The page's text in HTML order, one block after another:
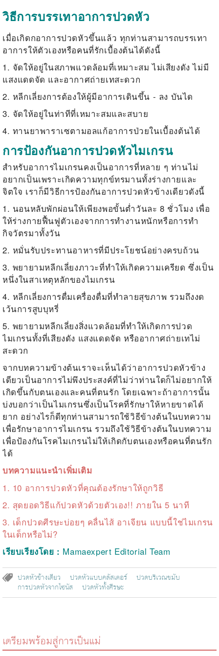
วิธีการบรรเทาอาการปวดหัว
เมื่อเกิดกอาการปวดหัวขึ้นแล้ว ทุกท่านสามารถบรรเทา
อาการให้ตัวเองหรือคนที่รักเบื้องต้นได้ดังนี้
1. จัดให้อยู่ในสภาพแวดล้อมที่เหมาะสม ไม่เสียงดัง ไม่มี
แสงแดดจัด และอากาศถ่ายเทสะดวก
2. หลีกเลี่ยงการต้องให้ผู้มีอาการเดินขึ้น - ลง บันได
3. จัดให้อยู่ในท่าทีที่เหมาะสมและสบาย
4. ทานยาพาราเซตามอลแก้อาการป่วยในเบื้องต้นได้
การป้องกันอาการปวดหัวไมเกรน
สำหรับอาการไมเกรนคงเป็นอาการที่หลาย ๆ ท่านไม่
อยากเป็นเพราะเกิดความทุกข์ทรมานทั้งร่างกายและ
จิตใจ เราก็มีวิธีการป้องกันอาการปวดหัวข้างเดียวดังนี้
1. นอนหลับพักผ่อนให้เพียงพอขั้นต่ำวันละ 8 ชั่วโมง เพื่อ
ให้ร่างกายฟื้นฟูตัวเองจากการทำงานหนักหรือการทำ
กิจวัตรมาทั้งวัน
2. หมั่นรับประทานอาหารที่มีประโยชน์อย่างครบถ้วน
3. พยายามหลีกเลี่ยงภาวะที่ทำให้เกิดความเครียด ซึ่งเป็น
หนึ่งในสาเหตุหลักของไมเกรน
4. หลีกเลี่ยงการดื่มเครื่องดื่มที่ทำลายสุขภาพ รวมถึงงด
เว้นการสูบบุหรี่
5. พยายามหลีกเลี่ยงสิ่งแวดล้อมที่ทำให้เกิดการปวด
ไมเกรนทั้งที่เสียงดัง แสงแดดจัด หรืออากาศถ่ายเทไม่
สะดวก
จากบทความข้างต้นเราจะเห็นได้ว่าอาการปวดหัวข้าง
เดียวเป็นอาการไม่พึงประสงค์ที่ไม่ว่าท่านใดก็ไม่อยากให้
เกิดขึ้นกับตนเองและคนที่ตนรัก โดยเฉพาะถ้าอาการนั้น
บ่งบอกว่าเป็นไมเกรนซึ่งเป็นโรคที่รักษาให้หายขาดได้
ยาก อย่างไรก็ดีทุกท่านสามารถใช้วิธีข้างต้นในบทความ
เพื่อรักษาอาการไมเกรน รวมถึงใช้วิธีข้างต้นในบทความ
เพื่อป้องกันโรคไมเกรนไม่ให้เกิดกับตนเองหรือคนที่ตนรัก
ได้
บทความแนะนำเพิ่มเติม
1. 10 อาการปวดหัวที่คุณต้องรักษาให้ถูกวิธี
2. สุดยอดวิธีแก้ปวดหัวด้วยตัวเอง!! ภายใน 5 นาที
3. เด็กปวดศีรษะบ่อยๆ คลื่นไส้ อาเจียน แบบนี้ใช่ไมเกรน
ในเด็กหรือไม่?
เรียบเรียงโดย : Mamaexpert Editorial Team
ปวดหัวข้างเดียว ปวดหัวแบบคลัสเตอร์
ปวดบริเวณขมับ
การปวดหัวจากไซนัส
ปวดหัวทั้งศีรษะ
เตรียมพร้อมสู่การเป็นแม่